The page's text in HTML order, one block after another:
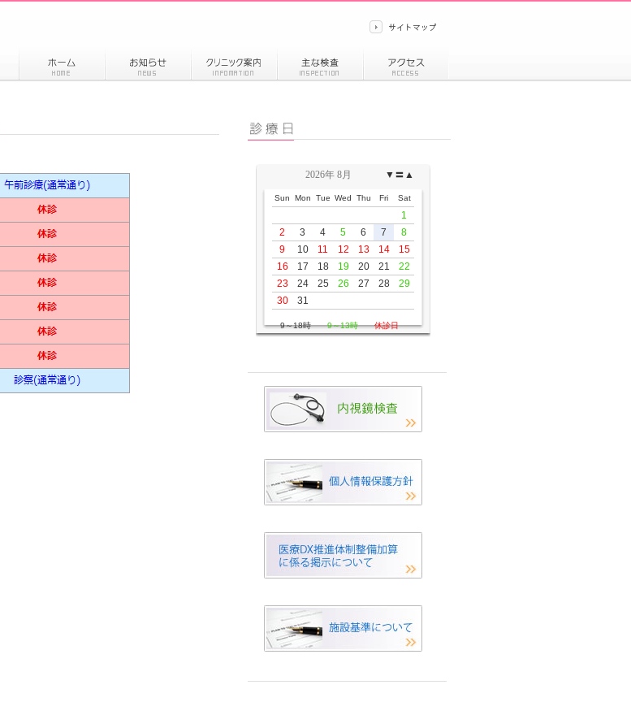
▲
〓
▼
2026年 8月
Sun Mon Tue Wed Thu Fri Sat
1
2
3 4 5 6 7
8
9
10 11 12 13 14
15
16
17 18 19 20 21
22
23
24 25 26 27 28
29
30
31
9～18時 9～13時 休診日